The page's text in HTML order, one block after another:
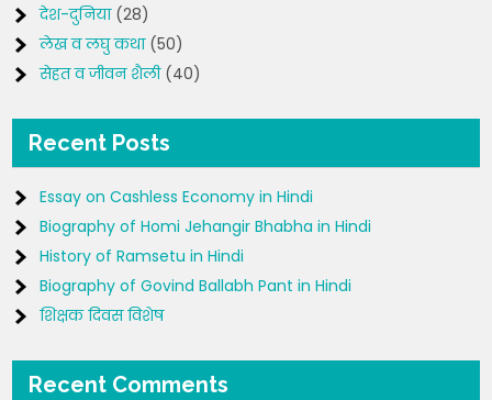
देश-दुनिया(28)
लेख व लघु कथा(50)
सेहत व जीवन शैली(40)
Recent Posts
Essay on Cashless Economy in Hindi
Biography of Homi Jehangir Bhabha in Hindi
History of Ramsetu in Hindi
Biography of Govind Ballabh Pant in Hindi
शिक्षक दिवस विशेष
Recent Comments